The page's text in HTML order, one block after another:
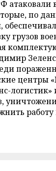
атаковали
по
грузов
центры